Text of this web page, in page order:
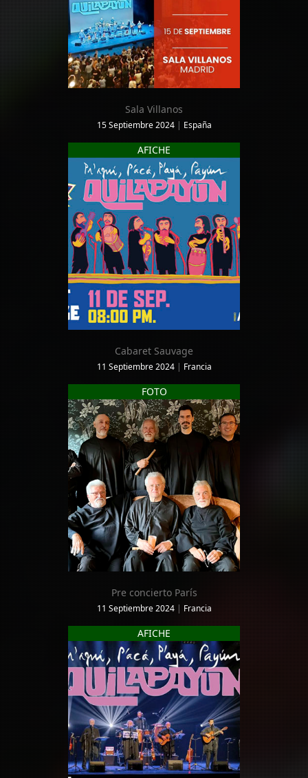
Sala Villanos
15 Septiembre 2024 | España
AFICHE
Cabaret Sauvage
11 Septiembre 2024 | Francia
FOTO
Pre concierto París
11 Septiembre 2024 | Francia
AFICHE